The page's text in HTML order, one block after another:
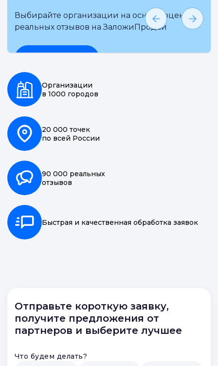
Выбирайте организации на основе оценки и
реальных отзывов на ЗаложиПродай
Организации
в 1000 городов
20 000 точек
по всей России
90 000 реальных
отзывов
Быстрая и качественная обработка заявок
Отправьте короткую заявку,
получите предложения от
партнеров и выберите лучшее
Что будем делать?